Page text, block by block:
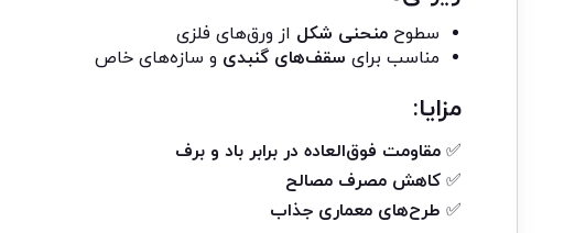
سطوحمنحنی شکل از ورق‌های فلزی
مناسب برای سقف‌های گنبدی و سازه‌های خاص
مزایا:
✅مقاومت فوق‌العاده در برابر باد و برف
✅کاهش مصرف مصالح
✅ طرح‌های معماری جذاب